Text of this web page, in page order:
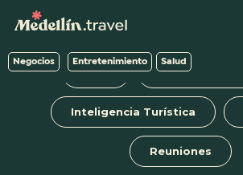
Negocios Entretenimiento Salud
Blog Tours y
Inteligencia Turística
Reuniones